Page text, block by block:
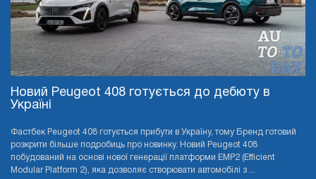
Новий Peugeot 408 готується до дебюту в
Україні
Фастбек Peugeot 408 готується прибути в Україну, тому Бренд готовий
розкрити більше подробиць про новинку. Новий Peugeot 408
побудований на основі нової генерації платформи EMP2 (Efficient
Modular Platform 2), яка дозволяє створювати автомобілі з ...